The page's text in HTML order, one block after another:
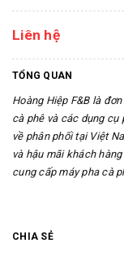
Liên hệ
TỔNG QUAN
Hoàng Hiệp F&B là
cà phê và các dụng cụ
về phân phối tại Việt
và hậu mãi khách
cung cấp máy pha cà
CHIA SẺ